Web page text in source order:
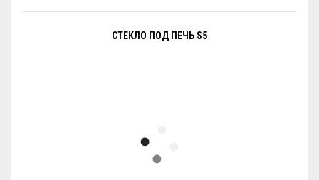
СТЕКЛО ПОД ПЕЧЬ S5